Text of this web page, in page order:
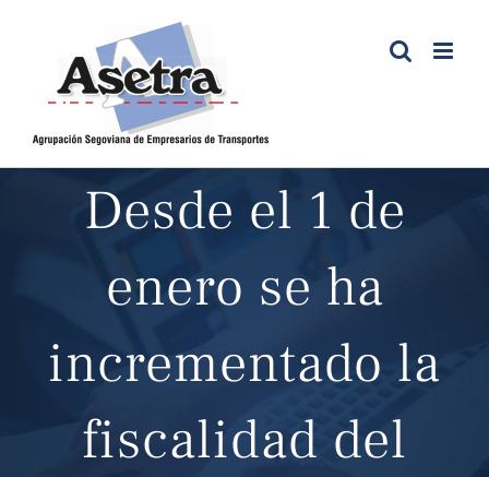
contenido
Desde el 1 de
enero se ha
incrementado la
fiscalidad del